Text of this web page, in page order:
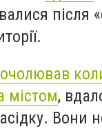
після
очолював
містом,
Вони